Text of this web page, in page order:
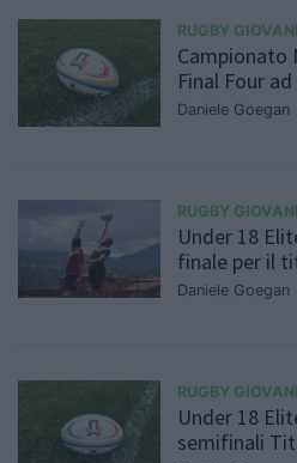
RUGBY
Campionato
Final Four
Daniele Goegan
RUGBY
Under 18
finale per il
Daniele Goegan
RUGBY
Under 18
semifinali